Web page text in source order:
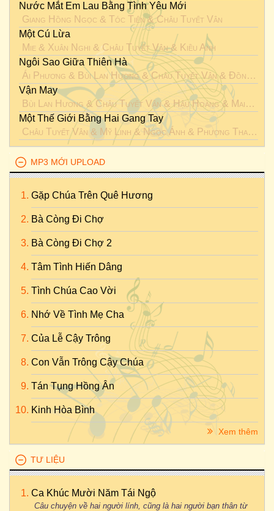
Nước Mắt Em Lau Bằng Tình Yêu Mới
Giang Hồng Ngọc & Tóc Tiên&Châu Tuyết Vân
Một Cú Lừa
Mie & Xuân Nghi & Châu Tuyết Vân& Kiều Anh
Ngôi Sao Giữa Thiên Hà
Ái Phương & Bùi Lan Hương&Châu Tuyết Vân& Đồng Ánh Quỳnh
Vận May
Bùi Lan Hương &Châu Tuyết Vân& Hậu Hoàng& Maitinhvi
Một Thế Giới Bằng Hai Gang Tay
Châu Tuyết Vân & Mỹ Linh & Ngọc Ánh & Phương Thanh
MP3 MỚI UPLOAD
Gặp Chúa Trên Quê Hương
Bà Còng Đi Chợ
Bà Còng Đi Chợ 2
Tâm Tình Hiến Dâng
Tình Chúa Cao Vời
Nhớ Về Tình Mẹ Cha
Của Lễ Cậy Trông
Con Vẫn Trông Cậy Chúa
Tán Tụng Hồng Ân
Kinh Hòa Bình
Xem thêm
TƯ LIỆU
Ca Khúc Mười Năm Tái Ngộ
Câu chuyện về hai người lính, cũng là hai người bạn thân từ